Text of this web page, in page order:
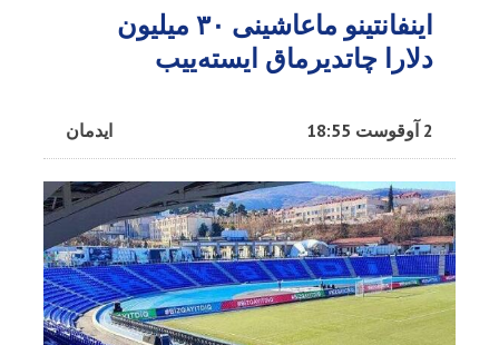
اینفانتینو ماعاشینی ۳۰ میلیون
دلارا چاتدیرماق ایسته‌ییب
ایدمان 2 آوقوست 18:55